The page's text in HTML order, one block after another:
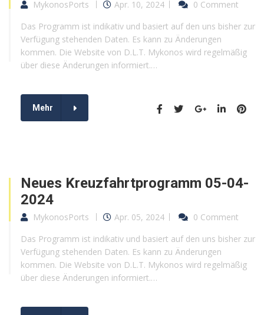
MykonosPorts Apr. 10, 2024
0 Comment
Das Programm ist indikativ und basiert auf den uns bisher zur
Verfügung stehenden Daten. Es kann zu Änderungen
kommen. Die Website von D.L.T. Mykonos wird regelmäßig
über diese Änderungen informiert.…
Mehr
Neues Kreuzfahrtprogramm 05-04-
2024
MykonosPorts Apr. 05, 2024
0 Comment
Das Programm ist indikativ und basiert auf den uns bisher zur
Verfügung stehenden Daten. Es kann zu Änderungen
kommen. Die Website von D.L.T. Mykonos wird regelmäßig
über diese Änderungen informiert.…